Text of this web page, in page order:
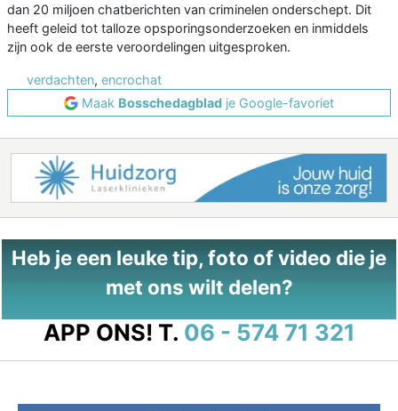
dan 20 miljoen chatberichten van criminelen onderschept. Dit
heeft geleid tot talloze opsporingsonderzoeken en inmiddels
zijn ook de eerste veroordelingen uitgesproken.
verdachten, encrochat
Maak Bosschedagblad je Google-favoriet
Heb je een leuke tip, foto of video die je
met ons wilt delen?
APP ONS! T. 06 - 574 71 321